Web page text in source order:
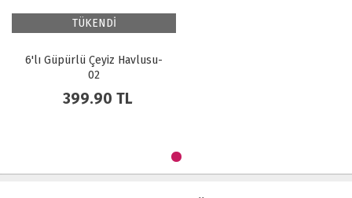
TÜKENDİ
6'lı Güpürlü Çeyiz Havlusu-
02
399.90 TL